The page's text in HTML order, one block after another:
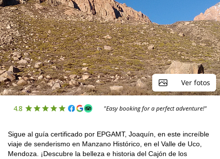
Ver fotos
4.8 "Easy booking for a perfect adventure!"
Sigue al guía certificado por EPGAMT, Joaquín, en este increíble
viaje de senderismo en Manzano Histórico, en el Valle de Uco,
Mendoza. ¡Descubre la belleza e historia del Cajón de los